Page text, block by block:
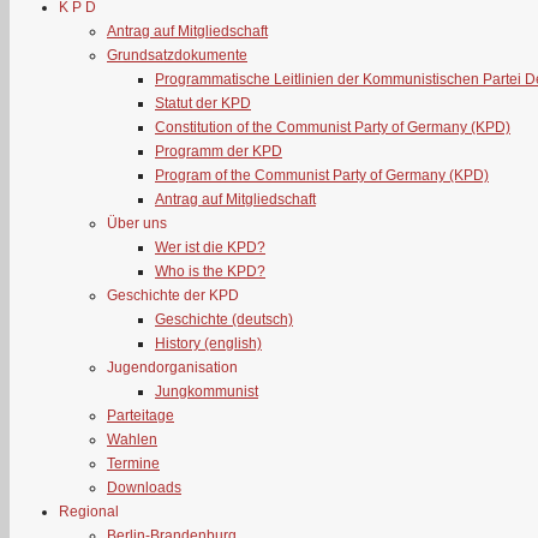
K P D
Antrag auf Mitgliedschaft
Grundsatzdokumente
Programmatische Leitlinien der Kommunistischen Partei
Statut der KPD
Constitution of the Communist Party of Germany (KPD)
Programm der KPD
Program of the Communist Party of Germany (KPD)
Antrag auf Mitgliedschaft
Über uns
Wer ist die KPD?
Who is the KPD?
Geschichte der KPD
Geschichte (deutsch)
History (english)
Jugendorganisation
Jungkommunist
Parteitage
Wahlen
Termine
Downloads
Regional